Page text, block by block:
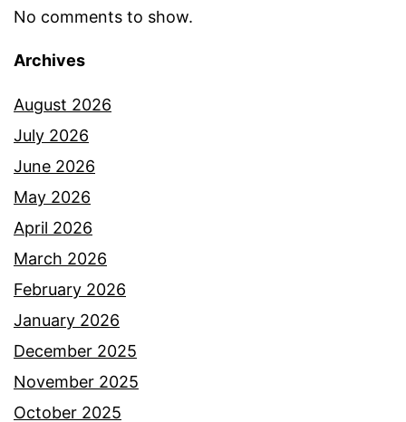
No comments to show.
Archives
August 2026
July 2026
June 2026
May 2026
April 2026
March 2026
February 2026
January 2026
December 2025
November 2025
October 2025